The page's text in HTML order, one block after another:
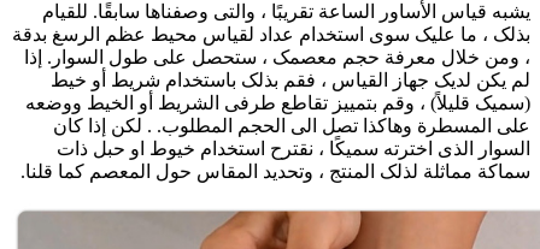
یشبه قیاس الأساور الساعة تقریبًا ، والتی وصفناها سابقًا. للقیام
بذلک ، ما علیک سوى استخدام عداد لقیاس محیط عظم الرسغ بدقة
، ومن خلال معرفة حجم معصمک ، ستحصل على طول السوار. إذا
لم یکن لدیک جهاز القیاس ، فقم بذلک باستخدام شریط أو خیط
(سمیک قلیلاً) ، وقم بتمییز تقاطع طرفی الشریط أو الخیط ووضعه
على المسطرة وهاکذا تصل الی الحجم المطلوب. . لکن إذا کان
السوار الذی اخترته سمیکًا ، نقترح استخدام خیوط او حبل ذات
سماکة مماثلة لذلک المنتج ، وتحدید المقاس حول المعصم کما قلنا.